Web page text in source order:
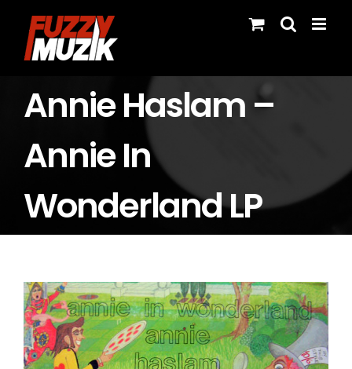
content
Annie Haslam –
Annie In
Wonderland LP